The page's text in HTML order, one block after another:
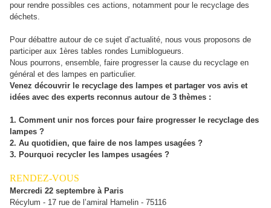
pour rendre possibles ces actions, notamment pour le recyclage des
déchets.
Pour débattre autour de ce sujet d’actualité, nous vous proposons de
participer aux 1ères tables rondes Lumiblogueurs.
Nous pourrons, ensemble, faire progresser la cause du recyclage en
général et des lampes en particulier.
Venez découvrir le recyclage des lampes et partager vos avis et
idées avec des experts reconnus autour de 3 thèmes :
1. Comment unir nos forces pour faire progresser le recyclage des
lampes ?
2. Au quotidien, que faire de nos lampes usagées ?
3. Pourquoi recycler les lampes usagées ?
RENDEZ-VOUS
Mercredi 22 septembre à Paris
Récylum - 17 rue de l’amiral Hamelin - 75116